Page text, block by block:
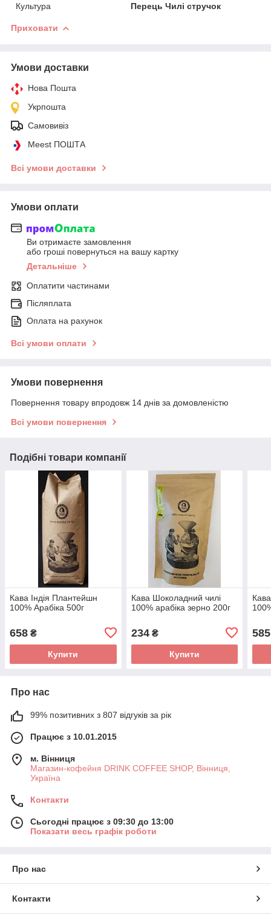
Культура
Перець Чилі стручок
Приховати
Умови доставки
Нова Пошта
Укрпошта
Самовивіз
Meest ПОШТА
Всі умови доставки
Умови оплати
Ви отримаєте замовлення
або гроші повернуться на вашу картку
Детальніше
Оплатити частинами
Післяплата
Оплата на рахунок
Всі умови оплати
Умови повернення
Повернення товару впродовж 14 днів за домовленістю
Всі умови повернення
Подібні товари компанії
Кава Індія Плантейшн
100% Арабіка 500г
658 ₴
Купити
Кава Шоколадний чилі
100% арабіка зерно 200г
234₴
Купити
585
Про нас
99% позитивних з 807 відгуків за рік
Працює з 10.01.2015
м. Вінниця
Магазин-кофейня DRINK COFFEE SHOP, Вінниця,
Україна
Контакти
Сьогодні працює з 09:30 до 13:00
Показати весь графік роботи
Про нас
Контакти